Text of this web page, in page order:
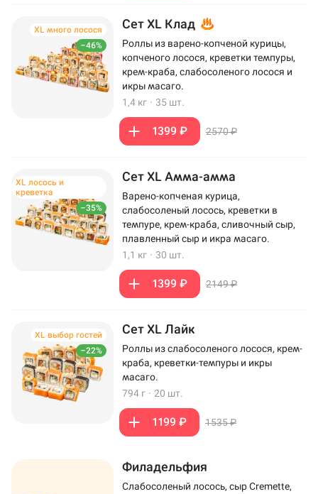
–46%
XL много лосося Сет XL Клад
Роллы из варено-копченой курицы,
копченого лосося, креветки темпуры,
крем-краба, слабосоленого лосося и
икры масаго.
1,4 кг · 35 шт.
1399 ₽ 2570 ₽
–35%
XL лосось и
креветка
Сет XL Амма-амма
Варено-копченая курица,
слабосоленый лосось, креветки в
темпуре, крем-краба, сливочный сыр,
плавленный сыр и икра масаго.
1,1 кг · 30 шт.
1399 ₽ 2149 ₽
–22%
XL выбор гостей Сет XL Лайк
Роллы из слабосоленого лосося, крем-
краба, креветки-темпуры и икры
масаго.
794 г · 20 шт.
1199 ₽ 1535 ₽
Филадельфия
Слабосоленый лосось, сыр Cremette,